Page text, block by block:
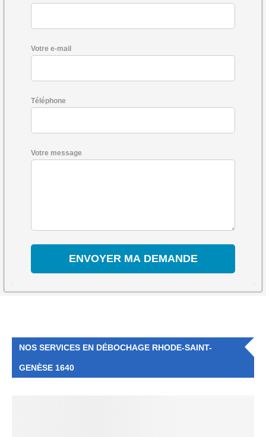
Votre e-mail
Téléphone
Votre message
NOS SERVICES EN DÉBOCHAGE RHODE-SAINT-
GENÈSE 1640